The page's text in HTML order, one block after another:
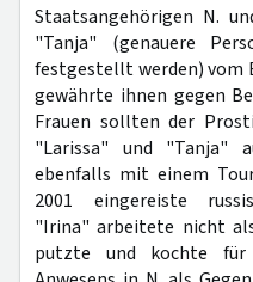
Staatsangehörigen N.
"Tanja" (genauere
festgestellt werden) vom
gewährte ihnen gegen
Frauen sollten der
"Larissa" und "Tanja"
ebenfalls mit einem
2001 eingereiste
"Irina" arbeitete nicht
putzte und kochte für